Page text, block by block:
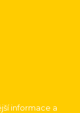
informace a